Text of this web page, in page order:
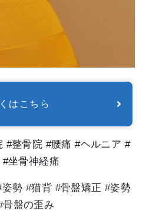
はこちら
#整骨院 #腰痛 #ヘルニア #
坐骨神経痛
勢 #猫背 #骨盤矯正 #姿勢
骨盤の歪み